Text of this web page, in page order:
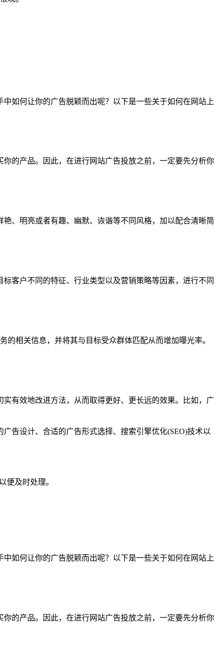
如何让你的广告脱颖而出呢？以下是一些关于如何在网站上
的产品。因此，在进行网站广告投放之前，一定要先分析你
、明亮或者有趣、幽默、诙谐等不同风格，加以配合清晰简
客户不同的特征、行业类型以及营销策略等因素，进行不同
相关信息，并将其与目标受众群体匹配从而增加曝光率。
有效地改进方法，从而取得更好、更长远的效果。比如，广
告设计、合适的广告形式选择、搜索引擎优化(SEO)技术以
便及时处理。
如何让你的广告脱颖而出呢？以下是一些关于如何在网站上
的产品。因此，在进行网站广告投放之前，一定要先分析你